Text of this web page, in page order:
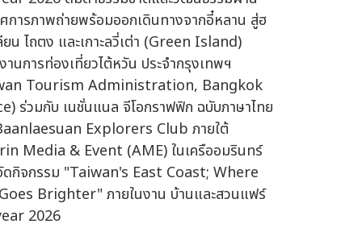
การภาพถ่ายพร้อมออกเดินทางจากอี๋หลาน สู่ฮ
ยน ไถตง และเกาะลวี่เต่า (Green Island)
านการท่องเที่ยวไต้หวัน ประจำกรุงเทพฯ
Tourism Administration, Bangkok
ร่วมกับ เนชั่นแนล จีโอกราฟฟิก ฉบับภาษาไทย
Explorers Club ภายใต้
Media & Event (AME) ในเครืออมรินทร์
ดกิจกรรม "Taiwan's East Coast; Where
Brighter" ภายในงาน บ้านและสวนแฟร์
2026